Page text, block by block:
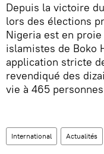
Depuis la victoire
lors des élections
Nigeria est en
islamistes de Boko
application stricte
revendiqué des
vie à 465 personnes
International Actualités